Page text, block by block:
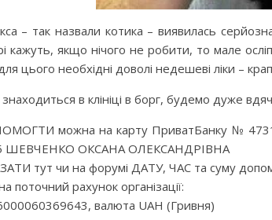
– так назвали котика – виявилась
кажуть, якщо нічого не робити, то мале
цього необхідні доволі недешеві ліки –
в клініці в борг, будемо дуже
можна на карту ПриватБанку №
ШЕВЧЕНКО ОКСАНА ОЛЕКСАНДРІВНА
тут чи на форумі ДАТУ, ЧАС та суму
поточний рахунок організації:
валюта UAH (Гривня)